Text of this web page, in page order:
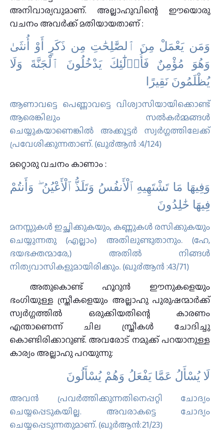
അനിവാര്യവുമാണ്. അല്ലാഹുവിന്റെ ഈയൊരു
വചനം അവർക്ക് മതിയായതാണ് :
وَمَن يَعْمَلْ مِنَ ٱلصَّٰلِحَٰتِ مِن ذَكَرٍ أَوْ أُنثَىٰ
وَهُوَ مُؤْمِنٌ فَأُو۟لَٰٓئِكَ يَدْخُلُونَ ٱلْجَنَّةَ وَلَا
يُظْلَمُونَ نَقِيرًا
ആണാവട്ടെ പെണ്ണാവട്ടെ വിശ്വാസിയായിക്കൊണ്ട്
ആരെങ്കിലും സൽകർമ്മങ്ങൾ
ചെയ്യുകയാണെങ്കിൽ അക്കൂട്ടർ സ്വർഗ്ഗത്തിലേക്ക്
പ്രവേശിക്കുന്നതാണ്. (ഖു൪ആന്‍ :4/124)
മറ്റൊരു വചനം കാണാം :
وَفِيهَا مَا تَشْتَهِيهِ ٱلْأَنفُسُ وَتَلَذُّ ٱلْأَعْيُنُ ۖ وَأَنتُمْ
فِيهَا خَٰلِدُونَ
മനസ്സുകള്‍ ഇച്ഛിക്കുകയും, കണ്ണുകള്‍ രസിക്കുകയും
ചെയ്യുന്നതു (എല്ലാം) അതിലുണ്ടുതാനും. (ഹേ,
ഭയഭക്തന്മാരേ,) അതില്‍ നിങ്ങള്‍
നിത്യവാസികളുമായിരിക്കും. (ഖു൪ആന്‍ :43/71)
അതുകൊണ്ട് ഹൂറുൻ ഈനുകളെയും
ഭംഗിയുള്ള സ്ത്രീകളെയും അല്ലാഹു പുരുഷന്മാർക്ക്
സ്വർഗ്ഗത്തിൽ ഒരുക്കിയതിന്റെ കാരണം
എന്താണെന്ന് ചില സ്ത്രീകൾ ചോദിച്ചു
കൊണ്ടിരിക്കാറുണ്ട്. അവരോട് നമുക്ക് പറയാനുള്ള
കാര്യം അല്ലാഹു പറയുന്നു:
لَا يُسْأَلُ عَمَّا يَفْعَلُ وَهُمْ يُسْأَلُونَ
അവന്‍ പ്രവര്‍ത്തിക്കുന്നതിനെപ്പറ്റി ചോദ്യം
ചെയ്യപ്പെടുകയില്ല. അവരാകട്ടെ ചോദ്യം
ചെയ്യപ്പെടുന്നതുമാണ്‌. (ഖുർആൻ:21/23)